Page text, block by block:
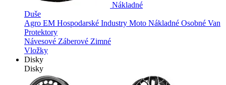
Nákladné
Duše
Agro EM Hospodarské Industry Moto Nákladné Osobné Van
Protektory
Návesové Záberové Zimné
Vložky
Disky
Disky